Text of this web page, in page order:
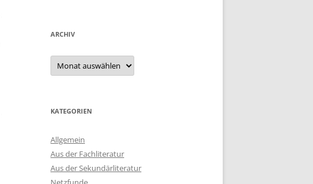
ARCHIV
Archiv
KATEGORIEN
Allgemein
Aus der Fachliteratur
Aus der Sekundärliteratur